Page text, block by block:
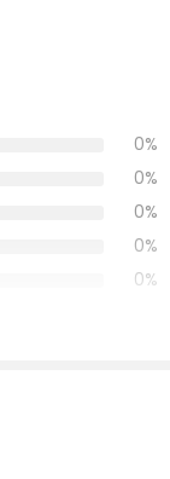
0%
0%
0%
0%
0%